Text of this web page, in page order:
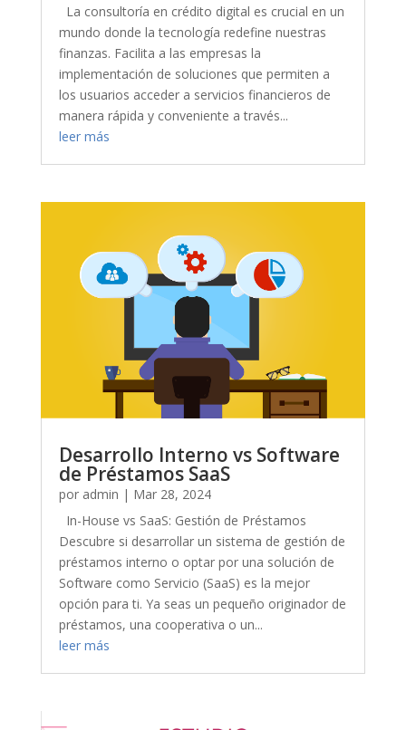
La consultoría en crédito digital es crucial en un
mundo donde la tecnología redefine nuestras
finanzas. Facilita a las empresas la
implementación de soluciones que permiten a
los usuarios acceder a servicios financieros de
manera rápida y conveniente a través...
leer más
Desarrollo Interno vs Software
de Préstamos SaaS
por admin | Mar 28, 2024
In-House vs SaaS: Gestión de Préstamos
Descubre si desarrollar un sistema de gestión de
préstamos interno o optar por una solución de
Software como Servicio (SaaS) es la mejor
opción para ti. Ya seas un pequeño originador de
préstamos, una cooperativa o un...
leer más